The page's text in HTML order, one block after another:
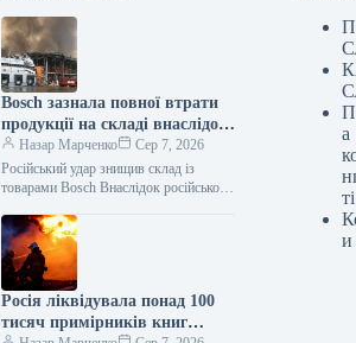
Bosch зазнала повної втрати
продукції на складі внаслідок
російського нападу
Назар Марченко
Сер 7, 2026
Російський удар знищив склад із
товарами Bosch Внаслідок російської
партнера Bosch, де зберігалася
продукція. Як повідомляє Delo.ua,
Росія ліквідувала понад 100
тисяч примірників книг
а
ті
и